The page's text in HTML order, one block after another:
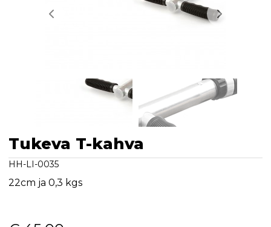
Tukeva T-kahva
HH-LI-0035
22cm ja 0,3 kgs